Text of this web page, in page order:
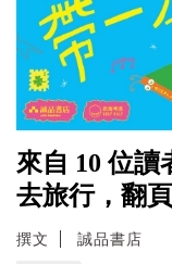
來自 10 位
去旅行，翻
撰文 誠品書店